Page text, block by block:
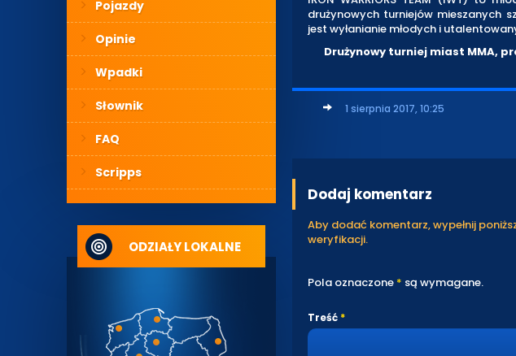
Pojazdy
Opinie
Wpadki
Słownik
FAQ
Scripps
ODZIAŁY LOKALNE
drużynowych turniejów mieszanych
jest wyłanianie młodych i
Drużynowy turniej miast MMA,
1 sierpnia 2017, 10:25
Dodaj komentarz
Aby dodać komentarz, wypełnij
weryfikacji.
Pola oznaczone * są wymagane.
Treść